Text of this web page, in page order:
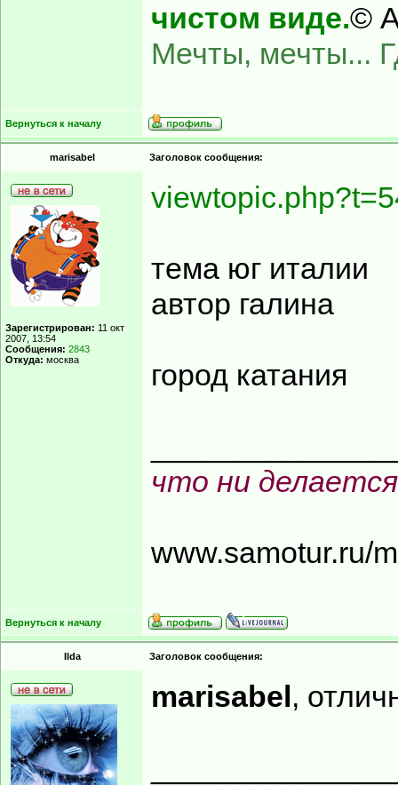
чистом виде.©
Мечты, мечты...
Вернуться к началу
marisabel Заголовок сообщения:
Зарегистрирован: 11 окт
2007, 13:54
Сообщения: 2843
Откуда: москва
тема юг италии
автор галина
город катания
что ни
www.samotur.ru/
Вернуться к началу
Ilda Заголовок сообщения:
marisabel,